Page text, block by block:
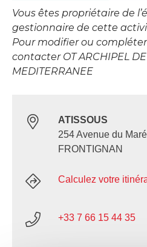
Vous êtes propriétaire de
gestionnaire de cette
Pour modifier ou
contacter OT ARCHIPEL
MEDITERRANEE
ATISSOUS
254 Avenue du
FRONTIGNAN
Calculez votre
+33 7 66 15 44 35